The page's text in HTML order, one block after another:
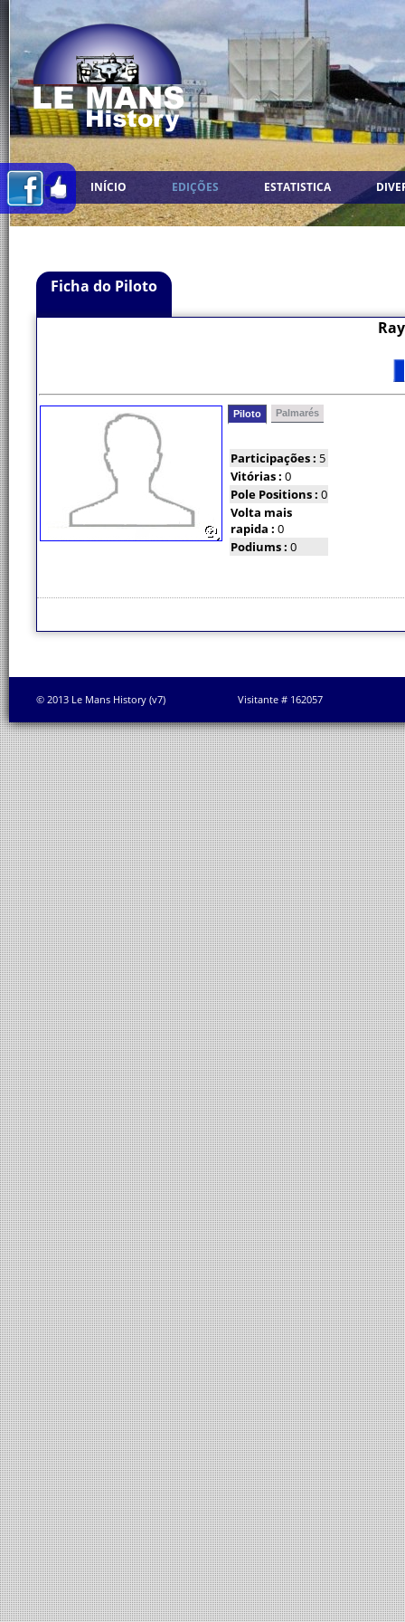
INÍCIO EDIÇÕES ESTATISTICA
Ficha do Piloto
Piloto Palmarés
Participações : 5
Vitórias : 0
Pole Positions : 0
Volta mais
rapida : 0
Podiums : 0
© 2013 Le Mans History (v7) Visitante # 162057